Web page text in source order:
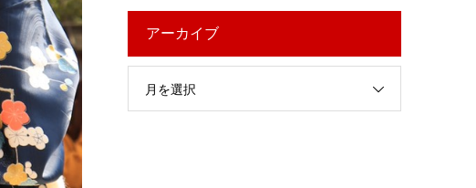
アーカイブ
月を選択